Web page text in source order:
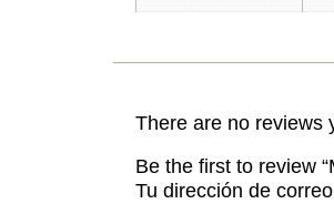
There are no reviews
Be the first to review
Tu dirección de